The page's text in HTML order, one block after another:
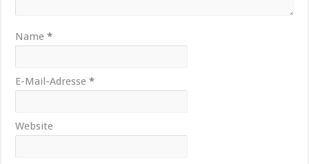
Name*
E-Mail-Adresse*
Website